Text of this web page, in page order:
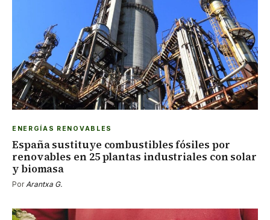
ENERGÍAS RENOVABLES
España sustituye combustibles fósiles por
renovables en 25 plantas industriales con solar
y biomasa
Por Arantxa G.